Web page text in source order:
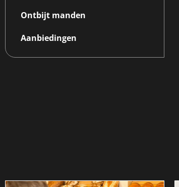
Ontbijt manden
Aanbiedingen